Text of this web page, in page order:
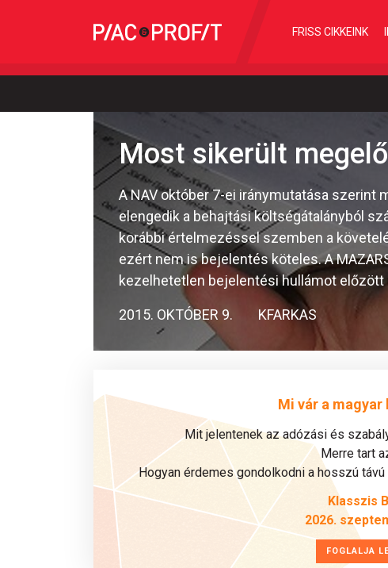
FRISS CIKKEINK
Most sikerült
A NAV október 7-ei iránymutatása szerint
elengedik a behajtási költségátalányból
korábbi értelmezéssel szemben a
ezért nem is bejelentés köteles. A
kezelhetetlen bejelentési hullámot előzött
2015. OKTÓBER 9. KFARKAS
Mi vár a
Mit jelentenek az adózási és
Merre tart
Hogyan érdemes gondolkodni a hosszú
Klasszis
2026.
FOGLALJA